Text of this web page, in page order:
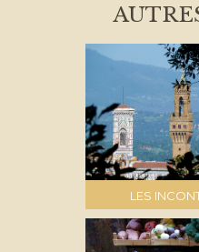
LES